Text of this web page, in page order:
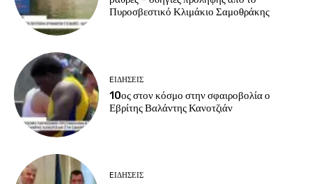
Πυροσβεστικό Κλιμάκιο Σαμοθράκης
EΙΔΗΣΕΙΣ
10ος στον κόσμο στην σφαιροβολία ο
Εβρίτης Βαλάντης Κανοτζιάν
EΙΔΗΣΕΙΣ